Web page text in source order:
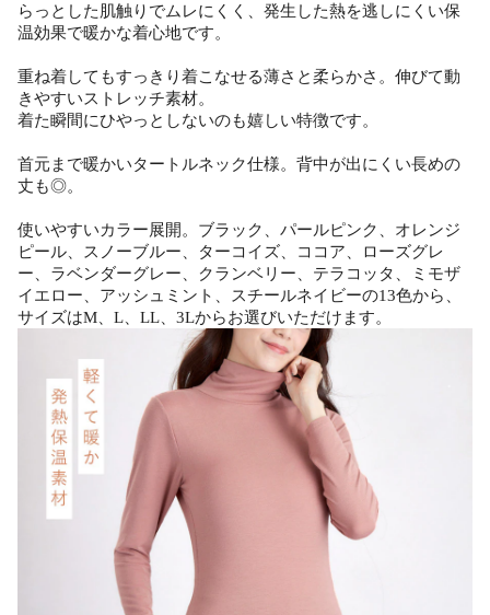
らっとした肌触りでムレにくく、発生した熱を逃しにくい保
温効果で暖かな着心地です。
重ね着してもすっきり着こなせる薄さと柔らかさ。伸びて動
きやすいストレッチ素材。
着た瞬間にひやっとしないのも嬉しい特徴です。
首元まで暖かいタートルネック仕様。背中が出にくい長めの
丈も◎。
使いやすいカラー展開。ブラック、パールピンク、オレンジ
ピール、スノーブルー、ターコイズ、ココア、ローズグレ
ー、ラベンダーグレー、クランベリー、テラコッタ、ミモザ
イエロー、アッシュミント、スチールネイビーの13色から、
サイズはM、L、LL、3Lからお選びいただけます。